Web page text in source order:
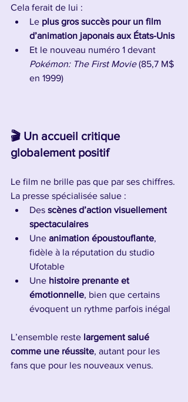
Cela ferait de lui :
Le plus gros succès pour un film
d’animation japonais aux États-Unis
Et le nouveau numéro 1 devant
Pokémon: The First Movie (85,7 M$
en 1999)
🎬 Un accueil critique
globalement positif
Le film ne brille pas que par ses chiffres.
La presse spécialisée salue :
Des scènes d’action visuellement
spectaculaires
Une animation époustouflante,
fidèle à la réputation du studio
Ufotable
Une histoire prenante et
émotionnelle, bien que certains
évoquent un rythme parfois inégal
L’ensemble reste largement salué
comme une réussite, autant pour les
fans que pour les nouveaux venus.